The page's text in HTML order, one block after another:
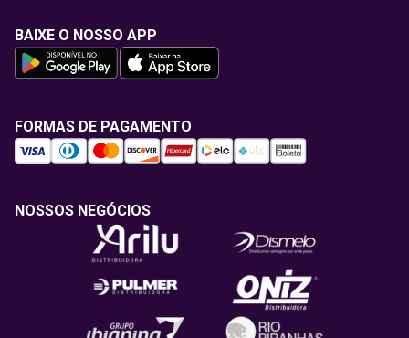
BAIXE O NOSSO APP
FORMAS DE PAGAMENTO
NOSSOS NEGÓCIOS